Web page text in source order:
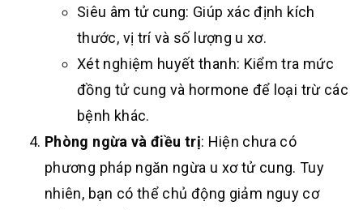
Siêu âm tử cung: Giúp xác định kích
thước, vị trí và số lượng u xơ.
Xét nghiệm huyết thanh: Kiểm tra mức
đồng tử cung và hormone để loại trừ các
bệnh khác.
Phòng ngừa và điều trị: Hiện chưa có
phương pháp ngăn ngừa u xơ tử cung. Tuy
nhiên, bạn có thể chủ động giảm nguy cơ